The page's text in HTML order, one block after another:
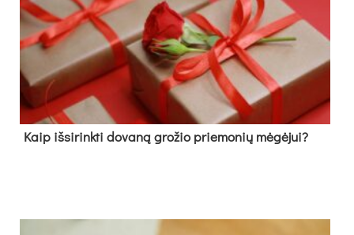
Kaip išsirinkti dovaną grožio priemonių mėgėjui?